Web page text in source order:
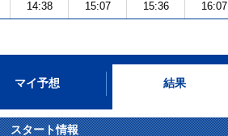
14:38 15:07 15:36 16:07
マイ予想 結果
スタート情報